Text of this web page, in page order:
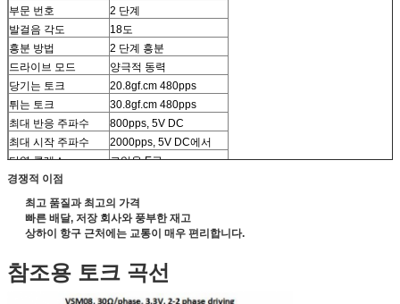
부문 번호
2 단계
발걸음 각도
18도
흥분 방법
2 단계 흥분
드라이브 모드
양극적 동력
당기는 토크
20.8gf.cm 480pps
튀는 토크
30.8gf.cm 480pps
최대 반응 주파수
800pps, 5V DC
최대 시작 주파수
2000pps, 5V DC에서
단열 클래스
코일용 E급
단열 강도
단열 저항
1 MΩ (DC 100 V)
작동 온도 범위
-30~+70 °C
무게
4g (Ref.)
경쟁적 이점
최고 품질과 최고의 가격
빠른 배달, 저장 회사와 풍부한 재고
상하이 항구 근처에는 교통이 매우 편리합니다.
참조용 토크 곡선